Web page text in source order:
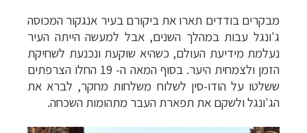
מבקרים בודדים תארו את ביקורם בעיר אנגקור המכוסה
ג'ונגל עבות במהלך השנים, אבל למעשה הייתה העיר
נעלמת מידיעת העולם, כשהיא שוקעת ונכנעת לשחיקת
הזמן ולצמחית היער.
בסוף המאה ה- 19 החלו הצרפתים
ששלטו על הודו-סין לשלוח משלחות מחקר, לברא את
הג'ונגלולשקם את תפארת העבר מתהומות השכחה.